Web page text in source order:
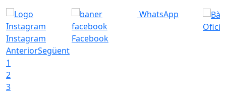
Instagram Facebook
WhatsApp
AnteriorSegüent
1
2
3